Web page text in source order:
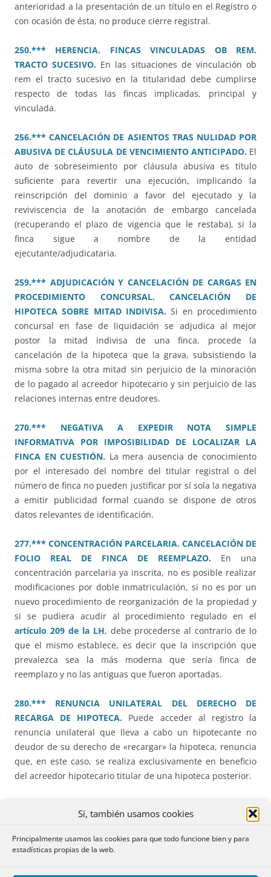
Sí, también usamos cookies
Principalmente usamos las cookies para que todo funcione bien y para
estadísticas propias de la web.
anterioridad a la presentación de un título en el Registro o
con ocasión de ésta, no produce cierre registral.
250.*** HERENCIA. FINCAS VINCULADAS OB REM.
TRACTO SUCESIVO. En las situaciones de vinculación ob
rem el tracto sucesivo en la titularidad debe cumplirse
respecto de todas las fincas implicadas, principal y
vinculada.
256.*** CANCELACIÓN DE ASIENTOS TRAS NULIDAD POR
ABUSIVA DE CLÁUSULA DE VENCIMIENTO ANTICIPADO.El
auto de sobreseimiento por cláusula abusiva es título
suficiente para revertir una ejecución, implicando la
reinscripción del dominio a favor del ejecutado y la
reviviscencia de la anotación de embargo cancelada
(recuperando el plazo de vigencia que le restaba), si la
finca sigue a nombre de la entidad
ejecutante/adjudicataria.
259.*** ADJUDICACIÓN Y CANCELACIÓN DE CARGAS EN
PROCEDIMIENTO CONCURSAL. CANCELACIÓN DE
HIPOTECA SOBRE MITAD INDIVISA. Si en procedimiento
concursal en fase de liquidación se adjudica al mejor
postor la mitad indivisa de una finca, procede la
cancelación de la hipoteca que la grava, subsistiendo la
misma sobre la otra mitad sin perjuicio de la minoración
de lo pagado al acreedor hipotecario y sin perjuicio de las
relaciones internas entre deudores.
270.*** NEGATIVA A EXPEDIR NOTA SIMPLE
INFORMATIVA POR IMPOSIBILIDAD DE LOCALIZAR LA
FINCA EN CUESTIÓN. La mera ausencia de conocimiento
por el interesado del nombre del titular registral o del
número de finca no pueden justificar por sí sola la negativa
a emitir publicidad formal cuando se dispone de otros
datos relevantes de identificación.
277.*** CONCENTRACIÓN PARCELARIA. CANCELACIÓN DE
FOLIO REAL DE FINCA DE REEMPLAZO. En una
concentración parcelaria ya inscrita, no es posible realizar
modificaciones por doble inmatriculación, si no es por un
nuevo procedimiento de reorganización de la propiedad y
si se pudiera acudir al procedimiento regulado en el
artículo 209 de la LH, debe procederse al contrario de lo
que el mismo establece, es decir que la inscripción que
prevalezca sea la más moderna que sería finca de
reemplazo y no las antiguas que fueron aportadas.
280.*** RENUNCIA UNILATERAL DEL DERECHO DE
RECARGA DE HIPOTECA. Puede acceder al registro la
renuncia unilateral que lleva a cabo un hipotecante no
deudor de su derecho de «recargar» la hipoteca, renuncia
que, en este caso, se realiza exclusivamente en beneficio
del acreedor hipotecario titular de una hipoteca posterior.
285.*** HIPOTECA SOBRE LA TOTALIDAD DE LOS
DERECHOS SIN DISTRIBUCIÓN.La constitución de una
hipoteca unitaria
sobre todas las participaciones indivisas
de una sola finca no exige una fórmula sacramental y